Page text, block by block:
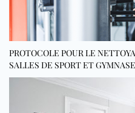
PROTOCOLE POUR LE
SALLES DE SPORT ET